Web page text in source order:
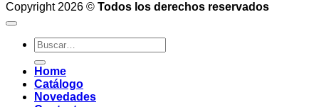
Copyright 2026 © Todos los derechos reservados
Buscar
por:
Home
Catálogo
Novedades